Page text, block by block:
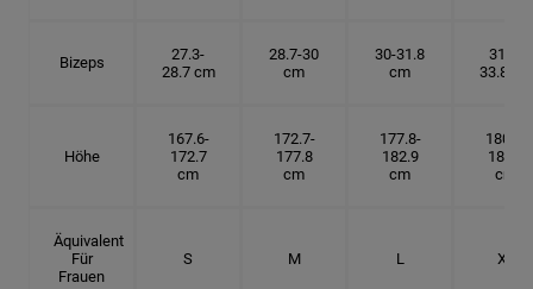
Bizeps
27.3-
28.7 cm
28.7-30
cm
30-31.8
cm
31.8-
33.8 cm
Höhe
167.6-
172.7
cm
172.7-
177.8
cm
177.8-
182.9
cm
180.3-
185.5
cm
Äquivalent
Für
Frauen
S M L XL